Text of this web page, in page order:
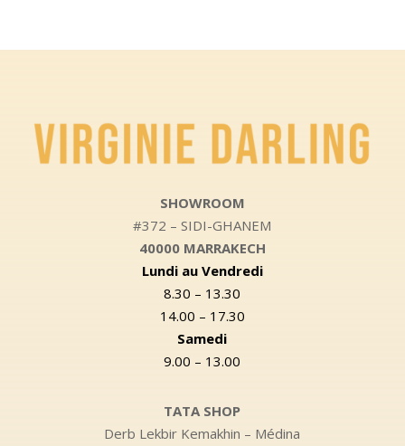
SHOWROOM
#372 – SIDI-GHANEM
40000 MARRAKECH
Lundi au Vendredi
8.30 – 13.30
14.00 – 17.30
Samedi
9.00 – 13.00
TATA SHOP
Derb Lekbir Kemakhin – Médina